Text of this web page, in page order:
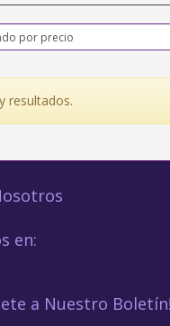
resultados.
en:
a Nuestro Boletín!